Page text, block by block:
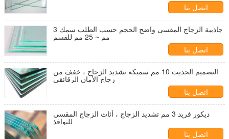
اتصل بنا
جاذبية الزجاج المقسى واضح الحجم حسب الطلب سمك 3
مم ~ 25 مم للقسم
اتصل بنا
التصميم الحديث 10 مم سميكة تشديد الزجاج ، خفف من
زجاج الأمان الرقائقي
اتصل بنا
ديكور فريد 3 مم تشديد الزجاج ، أثاث الزجاج المقسى
للنوافذ
اتصل بنا